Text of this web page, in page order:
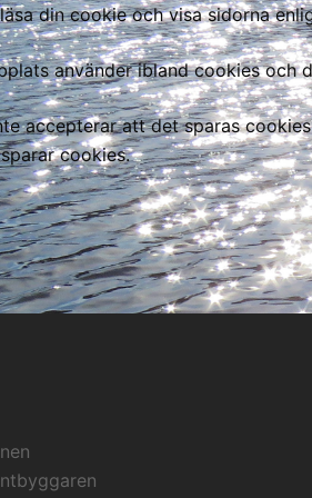
din cookie och visa sidorna
använder ibland cookies
accepterar att det sparas
cookies.